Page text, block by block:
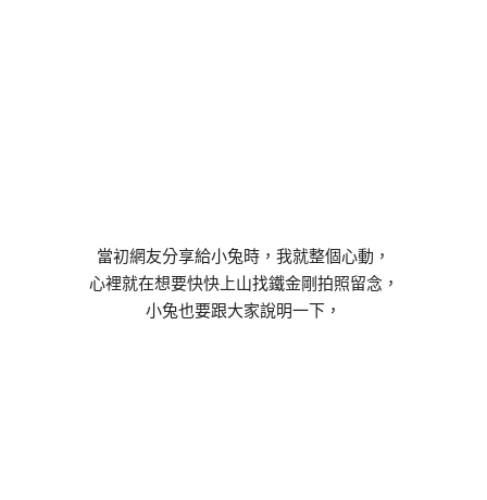
當初網友分享給小兔時，我就整個心動，
心裡就在想要快快上山找鐵金剛拍照留念，
小兔也要跟大家說明一下，